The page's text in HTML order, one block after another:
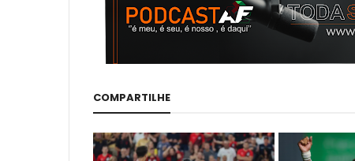
COMPARTILHE